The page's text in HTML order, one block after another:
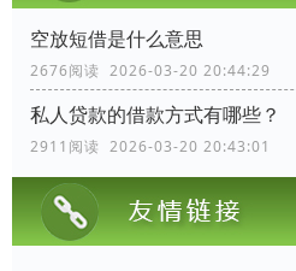
空放短借是什么意思
2676阅读 2026-03-20 20:44:29
私人贷款的借款方式有哪些？
2911阅读 2026-03-20 20:43:01